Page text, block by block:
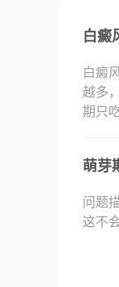
白癜
白癜
越多
期只
萌芽
问题
这不